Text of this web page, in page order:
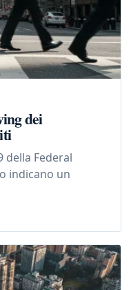
dei
della Federal
indicano un